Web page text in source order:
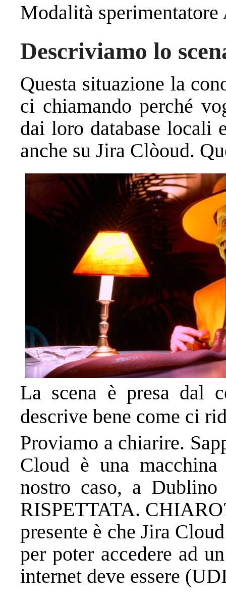
Modalità
Descriviamo lo
Questa situazione la
ci chiamando perché
dai loro database locali
anche su Jira Clòoud.
La scena è presa dal
descrive bene come ci
Proviamo a chiarire.
Cloud è una
nostro caso, a
RISPETTATA.
presente è che Jira
per poter accedere ad
internet deve essere